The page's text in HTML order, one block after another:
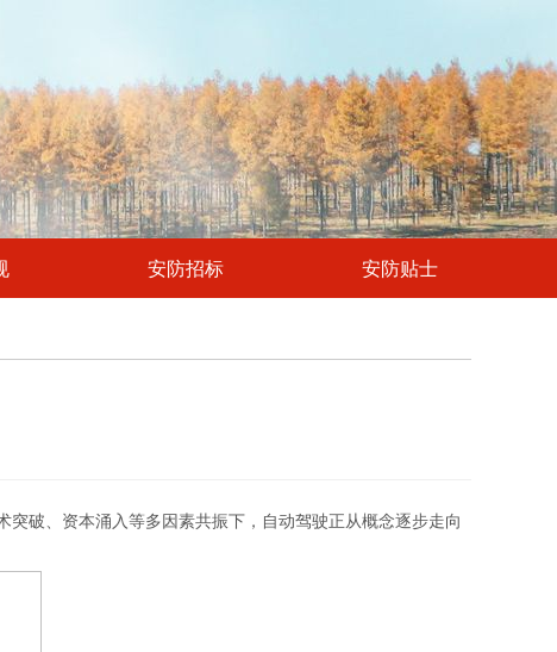
安防招标 安防贴士
破、资本涌入等多因素共振下，自动驾驶正从概念逐步走向